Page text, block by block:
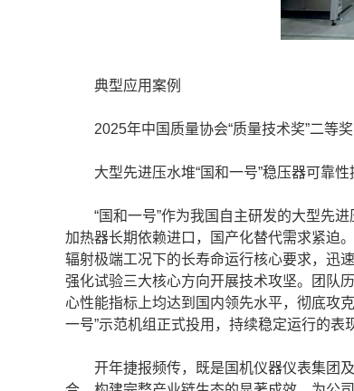
典型应用案例
2025年中国质量协会“质量技术奖”二等奖
大型先进压水堆“国和一号”稳压器可靠性
“国和一号”作为我国自主研发的大型先进
加热器长期依赖进口，国产化替代需求紧迫
辐射极端工况下的长寿命运行核心要求，迅
强化试验三大核心方向开展技术攻坚。团队
心性能指标上均达到国内领先水平，彻底攻
一号”示范机组正式投用，持续稳定运行的表
开年捷报频传，既是国机仪器仪表集团及